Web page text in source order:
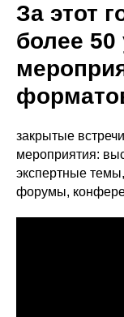
За этот
более
закрытые
мероприятия:
экспертные
форумы,